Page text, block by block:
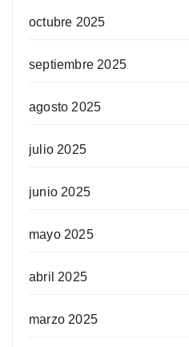
octubre 2025
septiembre 2025
agosto 2025
julio 2025
junio 2025
mayo 2025
abril 2025
marzo 2025